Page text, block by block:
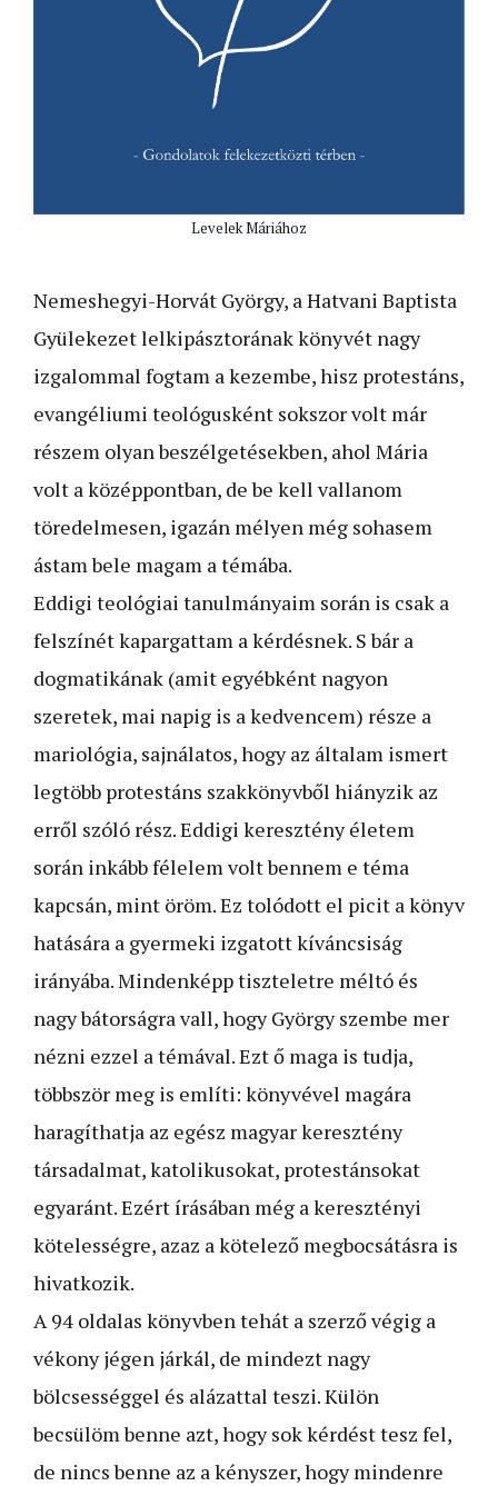
Levelek Máriához
Nemeshegyi-Horvát György, a Hatvani Baptista
Gyülekezet lelkipásztorának könyvét nagy
izgalommal fogtam a kezembe, hisz protestáns,
evangéliumi teológusként sokszor volt már
részem olyan beszélgetésekben, ahol Mária
volt a középpontban, de be kell vallanom
töredelmesen, igazán mélyen még sohasem
ástam bele magam a témába.
Eddigi teológiai tanulmányaim során is csak a
felszínét kapargattam a kérdésnek. S bár a
dogmatikának (amit egyébként nagyon
szeretek, mai napig is a kedvencem) része a
mariológia, sajnálatos, hogy az általam ismert
legtöbb protestáns szakkönyvből hiányzik az
erről szóló rész. Eddigi keresztény életem
során inkább félelem volt bennem e téma
kapcsán, mint öröm. Ez tolódott el picit a könyv
hatására a gyermeki izgatott kíváncsiság
irányába. Mindenképp tiszteletre méltó és
nagy bátorságra vall, hogy György szembe mer
nézni ezzel a témával. Ezt ő maga is tudja,
többször meg is említi: könyvével magára
haragíthatja az egész magyar keresztény
társadalmat, katolikusokat, protestánsokat
egyaránt. Ezért írásában még a keresztényi
kötelességre, azaz a kötelező megbocsátásra is
hivatkozik.
A 94 oldalas könyvben tehát a szerző végig a
vékony jégen járkál, de mindezt nagy
bölcsességgel és alázattal teszi. Külön
becsülöm benne azt, hogy sok kérdést tesz fel,
de nincs benne az a kényszer, hogy mindenre